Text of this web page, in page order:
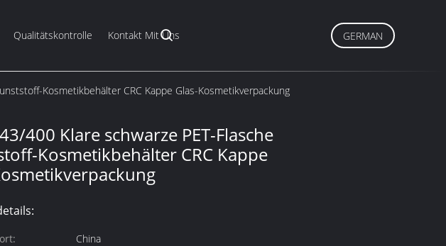
Qualitätskontrolle Kontakt Mit Uns GERMAN
Kosmetikbehälter CRC Kappe Glas-Kosmetikverpackung
400 Klare schwarze PET-Flasche
Kosmetikbehälter CRC Kappe
China